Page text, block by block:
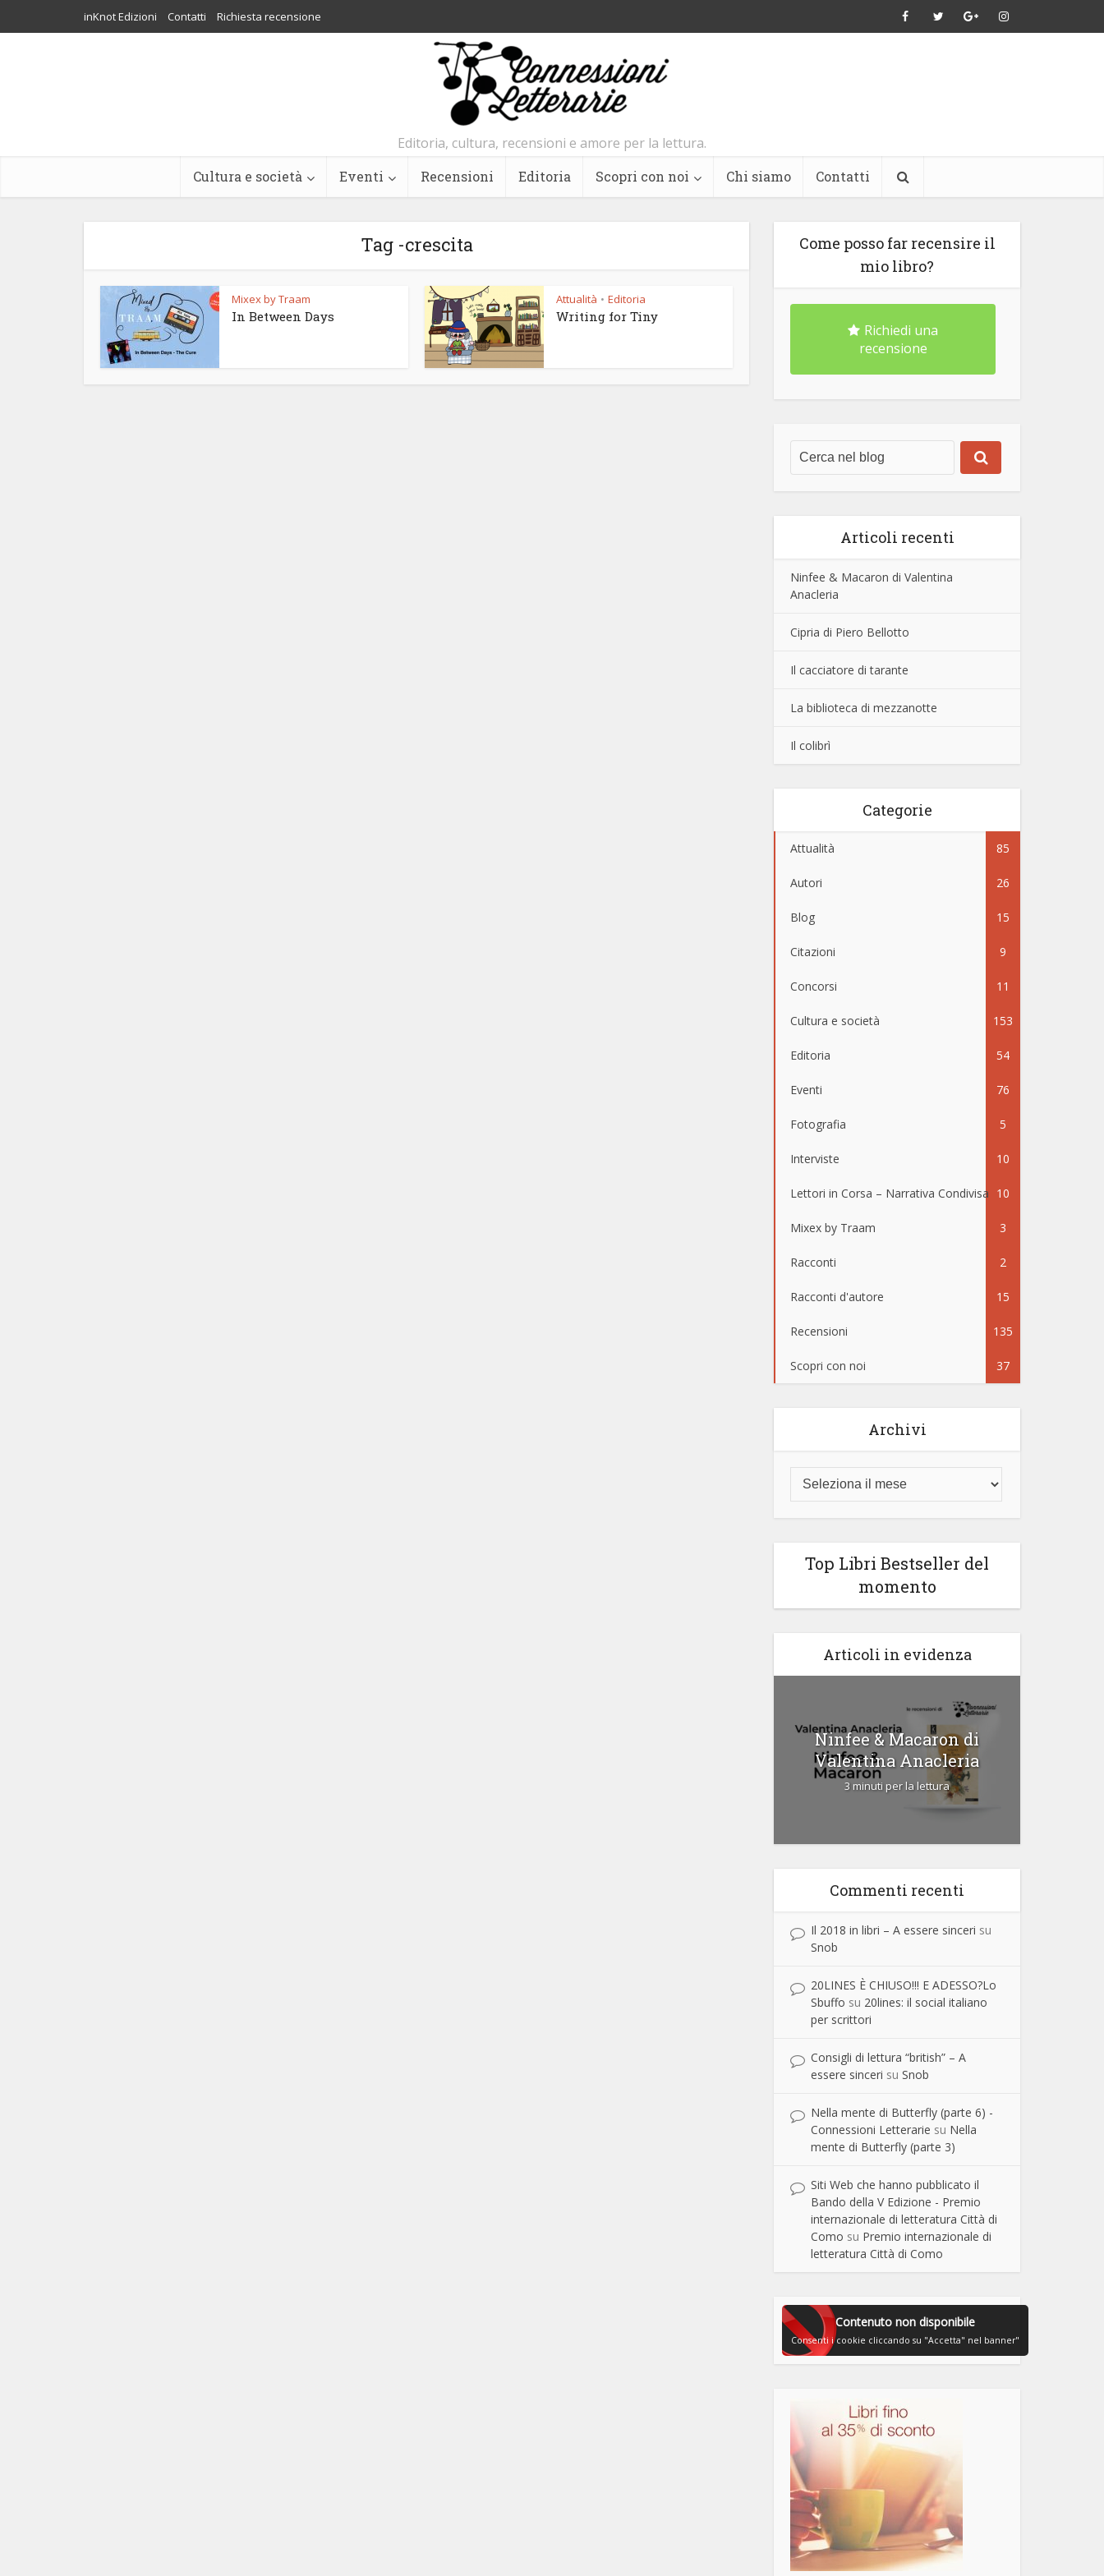
inKnot Edizioni Contatti Richiesta recensione
Editoria, cultura, recensioni e amore per la lettura.
Cultura e società Eventi Recensioni Editoria Scopri con noi Chi siamo Contatti
Tag -crescita
Mixex by Traam
In Between Days
Attualità • Editoria
Writing for Tiny
Come posso far recensire il
mio libro?
Richiedi una
recensione
Articoli recenti
Ninfee & Macaron di Valentina
Anacleria
Cipria di Piero Bellotto
Il cacciatore di tarante
La biblioteca di mezzanotte
Il colibrì
Categorie
Attualità 85
Autori 26
Blog 15
Citazioni 9
Concorsi 11
Cultura e società 153
Editoria 54
Eventi 76
Fotografia 5
Interviste 10
Lettori in Corsa – Narrativa Condivisa 10
Mixex by Traam 3
Racconti 2
Racconti d'autore 15
Recensioni 135
Scopri con noi 37
Archivi
Top Libri Bestseller del
momento
Articoli in evidenza
Ninfee & Macaron di
Valentina Anacleria
3 minuti per la lettura
Commenti recenti
Il 2018 in libri – A essere sinceri su
Snob
20LINES È CHIUSO!!! E ADESSO?Lo
Sbuffo su 20lines: il social italiano
per scrittori
Consigli di lettura “british” – A
essere sinceri su Snob
Nella mente di Butterfly (parte 6) -
Connessioni Letterarie su Nella
mente di Butterfly (parte 3)
Siti Web che hanno pubblicato il
Bando della V Edizione - Premio
internazionale di letteratura Città di
Como su Premio internazionale di
letteratura Città di Como
Contenuto non disponibile
Consenti i cookie cliccando su "Accetta" nel banner"